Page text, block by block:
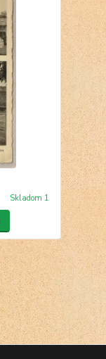
Skladom 1